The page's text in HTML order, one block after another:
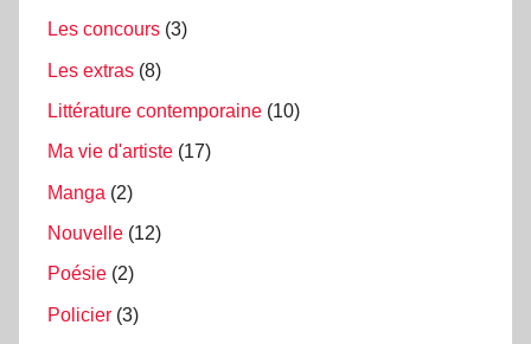
Les concours (3)
Les extras (8)
Littérature contemporaine (10)
Ma vie d'artiste (17)
Manga (2)
Nouvelle (12)
Poésie (2)
Policier (3)